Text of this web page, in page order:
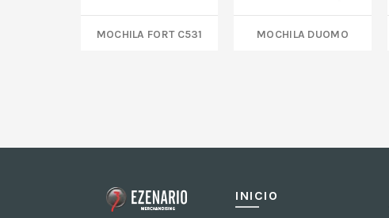
MOCHILA FORT C531 MOCHILA DUOMO
INICIO